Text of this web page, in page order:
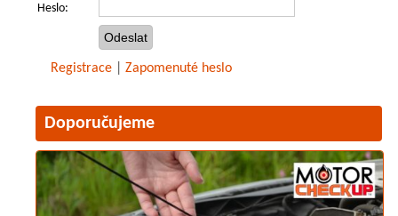
Heslo:
Registrace Zapomenuté heslo
Doporučujeme